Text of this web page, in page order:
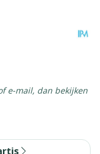
e-mail, dan bekijken